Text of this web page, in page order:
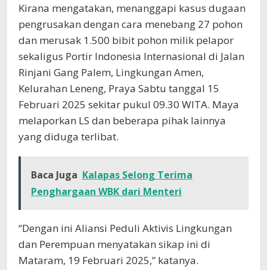
Kirana mengatakan, menanggapi kasus dugaan
pengrusakan dengan cara menebang 27 pohon
dan merusak 1.500 bibit pohon milik pelapor
sekaligus Portir Indonesia Internasional di Jalan
Rinjani Gang Palem, Lingkungan Amen,
Kelurahan Leneng, Praya Sabtu tanggal 15
Februari 2025 sekitar pukul 09.30 WITA. Maya
melaporkan LS dan beberapa pihak lainnya
yang diduga terlibat.
Baca Juga Kalapas Selong Terima
Penghargaan WBK dari Menteri
“Dengan ini Aliansi Peduli Aktivis Lingkungan
dan Perempuan menyatakan sikap ini di
Mataram, 19 Februari 2025,” katanya.